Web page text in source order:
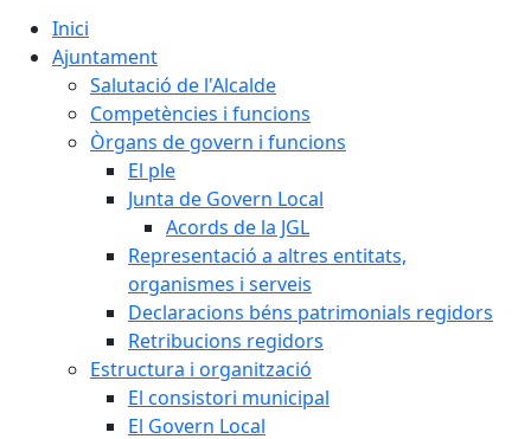
Inici
Ajuntament
Salutació de l'Alcalde
Competències i funcions
Òrgans de govern i funcions
El ple
Junta de Govern Local
Acords de la JGL
Representació a altres entitats,
organismes i serveis
Declaracions béns patrimonials regidors
Retribucions regidors
Estructura i organització
El consistori municipal
El Govern Local